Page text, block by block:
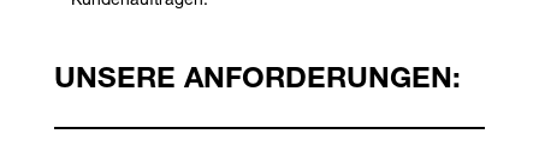
UNSERE ANFORDERUNGEN: